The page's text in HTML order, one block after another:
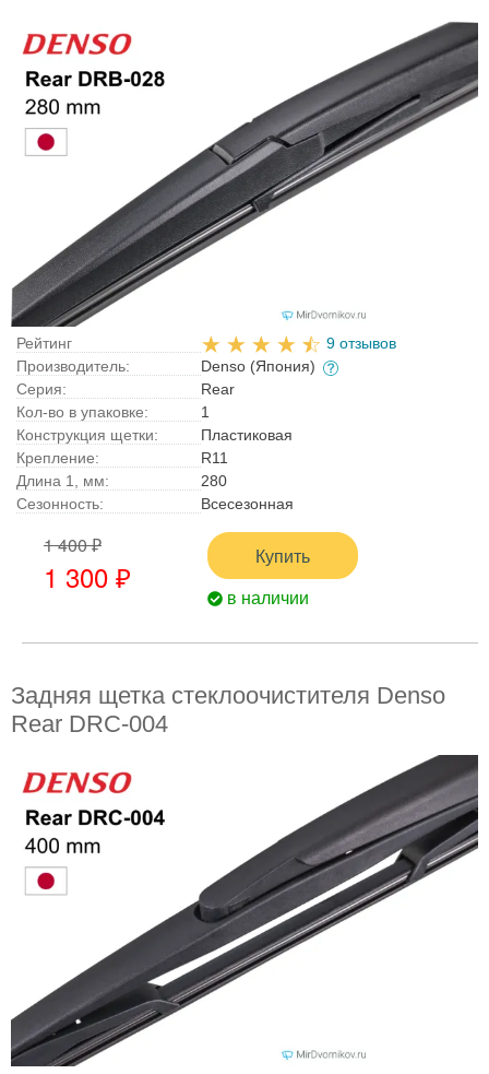
Рейтинг
9 отзывов
Производитель:
Denso (Япония)
Серия:
Rear
Кол-во в упаковке:
1
Конструкция щетки:
Пластиковая
Крепление:
R11
Длина 1, мм:
280
Сезонность:
Всесезонная
1 400 ₽
1 300 ₽
Купить
в наличии
Задняя щетка стеклоочистителя Denso
Rear DRC-004